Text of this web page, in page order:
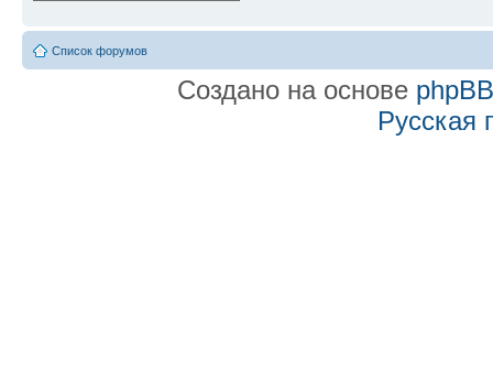
Список форумов
Создано на основе phpBB
Русская